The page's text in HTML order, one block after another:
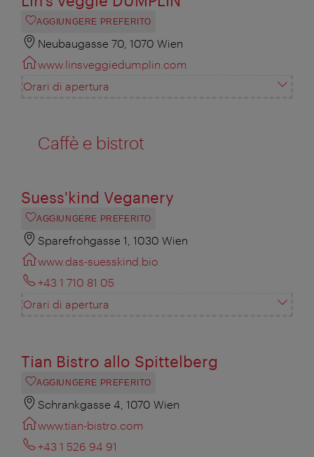
AGGIUNGERE PREFERITO
Neubaugasse 70, 1070 Wien
www.linsveggiedumplin.com
Orari di apertura
Caffè e bistrot
Suess'kind Veganery
AGGIUNGERE PREFERITO
Sparefrohgasse 1, 1030 Wien
www.das-suesskind.bio
+43 1 710 81 05
Orari di apertura
Tian Bistro allo Spittelberg
AGGIUNGERE PREFERITO
Schrankgasse 4, 1070 Wien
www.tian-bistro.com
+43 1 526 94 91